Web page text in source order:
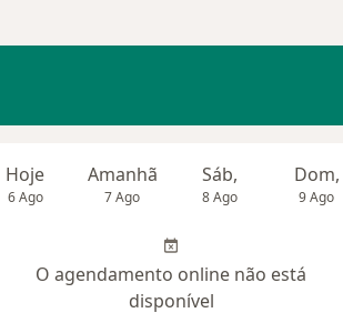
Hoje
6 Ago
Amanhã
7 Ago
Sáb,
8 Ago
Dom,
9 Ago
O agendamento online não está
disponível